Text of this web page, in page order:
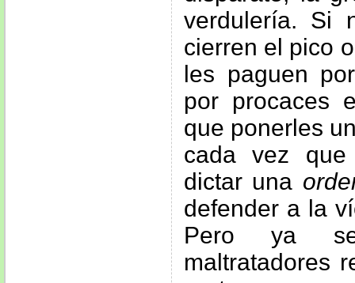
verdulería. Si
cierren el pico
les paguen
por procaces
que ponerles
cada vez que
dictar una
defender a la
Pero ya
maltratadores